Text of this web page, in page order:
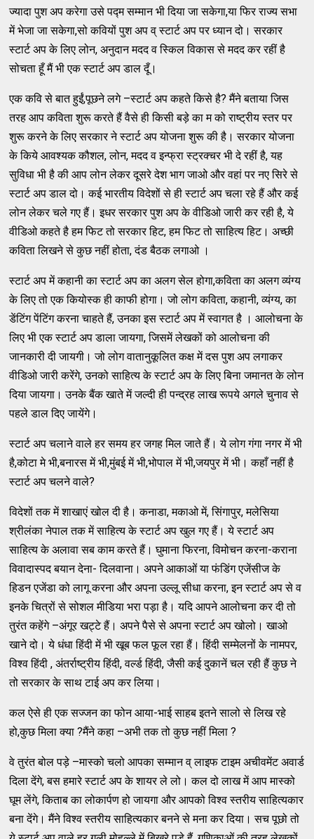
ज्यादा पुश अप करेगा उसे पद्म सम्मान भी दिया जा सकेगा,या फिर राज्य सभा
में भेजा जा सकेगा,सो कवियों पुश अप व् स्टार्ट अप पर ध्यान दो। सरकार
स्टार्ट अप के लिए लोन, अनुदान मदद व स्किल विकास से मदद कर रहीं है
सोचता हूँ मैं भी एक स्टार्ट अप डाल दूँ।
एक कवि से बात हुईं,पूछने लगे –स्टार्ट अप कहते किसे है? मैंने बताया जिस
तरह आप कविता शुरू करते हैं वैसे ही किसी बड़े का म को राष्ट्रीय स्तर पर
शुरू करने के लिए सरकार ने स्टार्ट अप योजना शुरू की है। सरकार योजना
के किये आवश्यक कौशल, लोन, मदद व इन्फ्रा स्ट्रक्चर भी दे रहीं है, यह
सुविधा भी है की आप लोन लेकर दूसरे देश भाग जाओ और वहां पर नए सिरे से
स्टार्ट अप डाल दो। कई भारतीय विदेशों से ही स्टार्ट अप चला रहे हैं और कई
लोन लेकर चले गए हैं। इधर सरकार पुश अप के वीडिओ जारी कर रही है, ये
वीडिओ कहते है हम फिट तो सरकार हिट, हम फिट तो साहित्य हिट। अच्छी
कविता लिखने से कुछ नहीं होता, दंड बैठक लगाओ ।
स्टार्ट अप में कहानी का स्टार्ट अप का अलग सेल होगा,कविता का अलग व्यंग्य
के लिए तो एक कियोस्क ही काफी होगा। जो लोग कविता, कहानी, व्यंग्य, का
डेंटिंग पेंटिंग करना चाहते हैं, उनका इस स्टार्ट अप में स्वागत है । आलोचना के
लिए भी एक स्टार्ट अप डाला जायगा, जिसमें लेखकों को आलोचना की
जानकारी दी जायगी। जो लोग वातानुकूलित कक्ष में दस पुश अप लगाकर
वीडिओ जारी करेंगे, उनको साहित्य के स्टार्ट अप के लिए बिना जमानत के लोन
दिया जायगा। उनके बैंक खाते में जल्दी ही पन्द्रह लाख रूपये अगले चुनाव से
पहले डाल दिए जायेंगे।
स्टार्ट अप चलाने वाले हर समय हर जगह मिल जाते हैं। ये लोग गंगा नगर में भी
है,कोटा मे भी,बनारस में भी,मुंबई में भी,भोपाल में भी,जयपुर में भी। कहाँ नहीं है
स्टार्ट अप चलने वाले?
विदेशों तक में शाखाएं खोल दी है। कनाडा, मकाओ में, सिंगापुर, मलेसिया
श्रीलंका नेपाल तक में साहित्य के स्टार्ट अप खुल गए हैं। ये स्टार्ट अप
साहित्य के अलावा सब काम करते हैं। घुमाना फिरना, विमोचन करना-कराना
विवादास्पद बयान देना- दिलवाना। अपने आकाओं या फंडिंग एजेंसीज के
हिडन एजेंडा को लागू करना और अपना उल्लू सीधा करना, इन स्टार्ट अप से व
इनके चित्रों से सोशल मीडिया भरा पड़ा है। यदि आपने आलोचना कर दी तो
तुरंत कहेंगे –अंगूर खट्टे हैं। अपने पैसे से अपना स्टार्ट अप खोलो। खाओ
खाने दो। ये धंधा हिंदी में भी खूब फल फूल रहा हैं। हिंदी सम्मेलनों के नामपर,
विश्व हिंदी , अंतर्राष्ट्रीय हिंदी, वर्ल्ड हिंदी, जैसी कई दुकानें चल रही हैं कुछ ने
तो सरकार के साथ टाई अप कर लिया।
कल ऐसे ही एक सज्जन का फोन आया-भाई साहब इतने सालो से लिख रहे
हो,कुछ मिला क्या ?मैंने कहा –अभी तक तो कुछ नहीं मिला ?
वे तुरंत बोल पड़े –मास्को चलो आपका सम्मान व् लाइफ टाइम अचीवमेंट अवार्ड
दिला देंगे, बस हमारे स्टार्ट अप के शायर ले लो। कल दो लाख में आप मास्को
घूम लेंगे, किताब का लोकार्पण हो जायगा और आपको विश्व स्तरीय साहित्यकार
बना देंगे। मैंने विश्व स्तरीय साहित्यकार बनने से मना कर दिया। सच पूछो तो